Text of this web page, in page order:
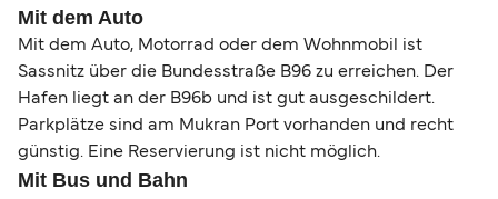
Mit dem Auto
Mit dem Auto, Motorrad oder dem Wohnmobil ist
Sassnitz über die Bundesstraße B96 zu erreichen. Der
Hafen liegt an der B96b und ist gut ausgeschildert.
Parkplätze sind am Mukran Port vorhanden und recht
günstig. Eine Reservierung ist nicht möglich.
Mit Bus und Bahn